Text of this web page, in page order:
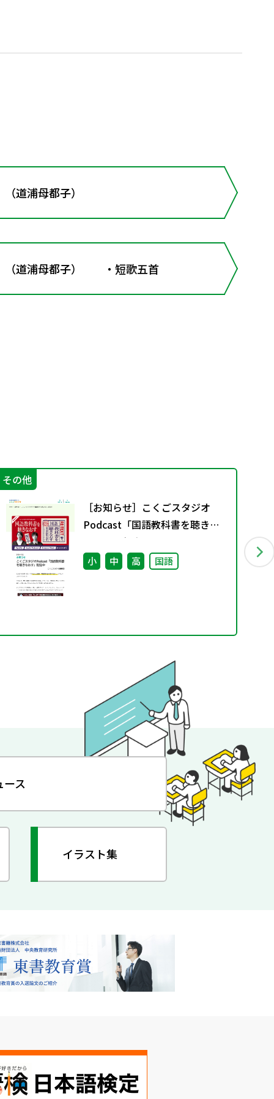
道浦母都子）
道浦母都子） ・短歌五首
その他
［お知らせ］こくごスタジオ
Podcast「国語教科書を聴きな
おす」配信中
小 中 高 国語
ース
イラスト集